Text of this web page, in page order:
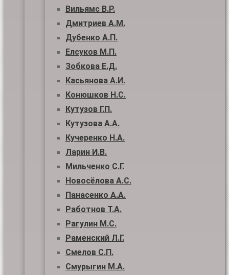
Вильямс В.Р.
Дмитриев А.М.
Дубенко А.П.
Елсуков М.П.
Зобкова Е.Д.
Касьянова А.И.
Конюшков Н.С.
Кутузов Г.П.
Кутузова А.А.
Кучеренко Н.А.
Ларин И.В.
Мильченко С.Г.
Новосёлова А.С.
Панасенко А.А.
Работнов Т.А.
Рагулин М.С.
Раменский Л.Г.
Смелов С.П.
Смурыгин М.А.